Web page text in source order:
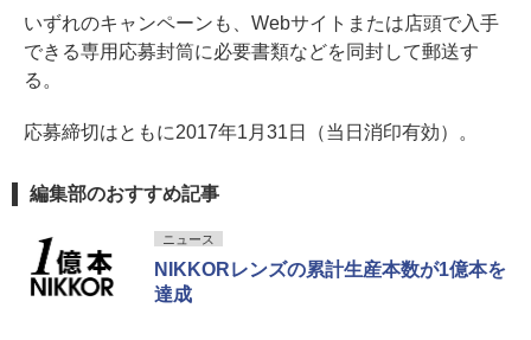
いずれのキャンペーンも、Webサイトまたは店頭で入手
できる専用応募封筒に必要書類などを同封して郵送す
る。
応募締切はともに2017年1月31日（当日消印有効）。
編集部のおすすめ記事
ニュース
NIKKORレンズの累計生産本数が1億本を
達成